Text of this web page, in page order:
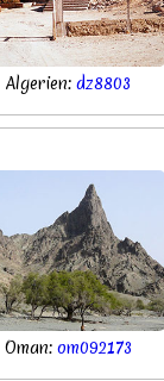
Algerien: dz8803
Oman: om092173